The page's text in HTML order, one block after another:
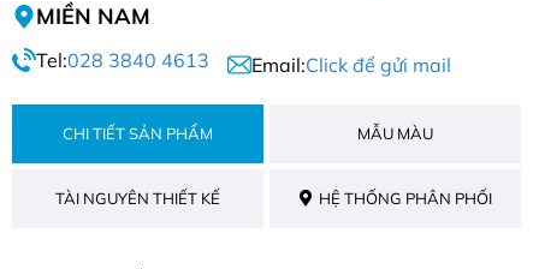
MIỀN NAM
Tel:028 3840 4613 Email:Click để gửi mail
CHI TIẾT SẢN PHẨM MẪU MÀU
TÀI NGUYÊN THIẾT KẾ HỆ THỐNG PHÂN PHỐI